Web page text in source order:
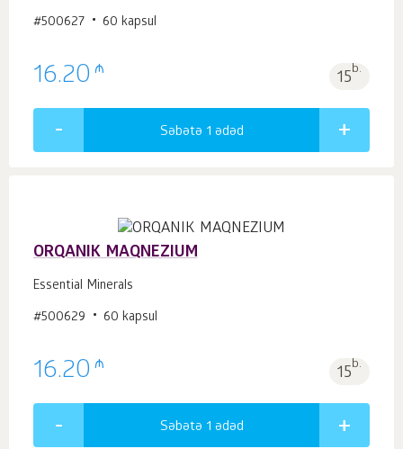
#500627 60 kapsul
16.20 ₼ 15b.
Səbətə 1 ədəd
ORQANIK MAQNEZIUM
Essential Minerals
#500629 60 kapsul
16.20 ₼ 15b.
Səbətə 1 ədəd